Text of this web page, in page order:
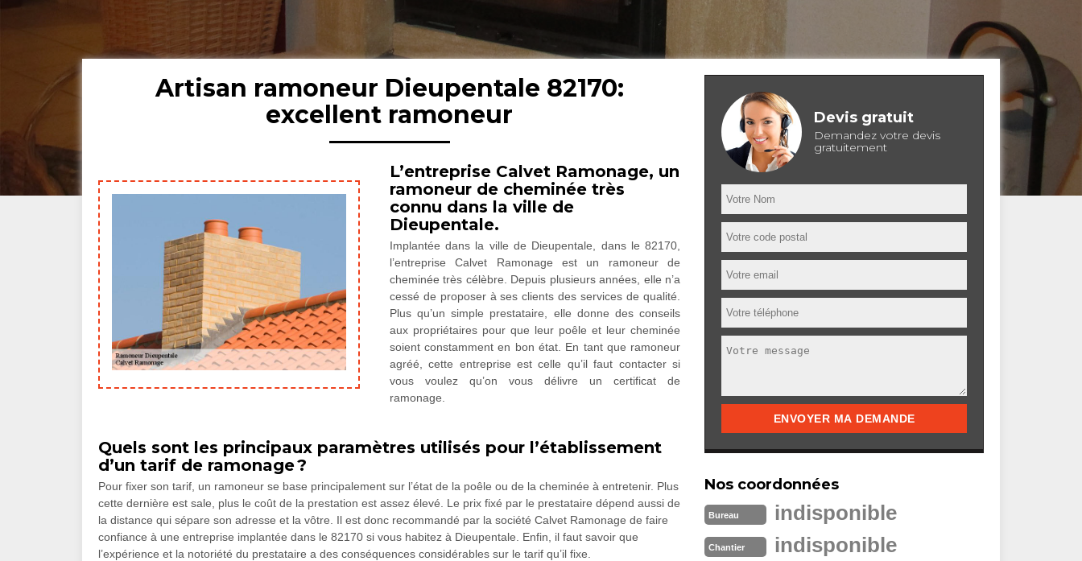
Artisan ramoneur Dieupentale 82170:
excellent ramoneur
L’entreprise Calvet Ramonage, un
ramoneur de cheminée très
connu dans la ville de
Dieupentale.
Implantée dans la ville de Dieupentale, dans le 82170,
l’entreprise Calvet Ramonage est un ramoneur de
cheminée très célèbre. Depuis plusieurs années, elle n’a
cessé de proposer à ses clients des services de qualité.
Plus qu’un simple prestataire, elle donne des conseils
aux propriétaires pour que leur poêle et leur cheminée
soient constamment en bon état. En tant que ramoneur
agréé, cette entreprise est celle qu’il faut contacter si
vous voulez qu’on vous délivre un certificat de
ramonage.
Quels sont les principaux paramètres utilisés pour l’établissement
d’un tarif de ramonage ?
Pour fixer son tarif, un ramoneur se base principalement sur l’état de la poêle ou de la cheminée à entretenir. Plus
cette dernière est sale, plus le coût de la prestation est assez élevé. Le prix fixé par le prestataire dépend aussi de
la distance qui sépare son adresse et la vôtre. Il est donc recommandé par la société Calvet Ramonage de faire
confiance à une entreprise implantée dans le 82170 si vous habitez à Dieupentale. Enfin, il faut savoir que
l’expérience et la notoriété du prestataire a des conséquences considérables sur le tarif qu’il fixe.
Devis gratuit
Demandez votre devis
gratuitement
Nos coordonnées
Bureau indisponible
Chantier indisponible